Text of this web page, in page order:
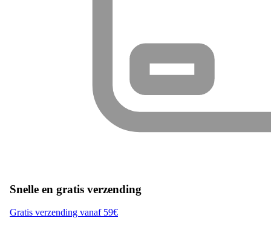
Snelle en gratis verzending
Gratis verzending vanaf 59€